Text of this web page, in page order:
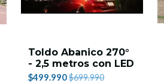
Toldo Abanico 270°
- 2,5 metros con LED
$499.990$699.990